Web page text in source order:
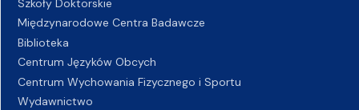
Szkoły Doktorskie
Międzynarodowe Centra Badawcze
Biblioteka
Centrum Języków Obcych
Centrum Wychowania Fizycznego i Sportu
Wydawnictwo